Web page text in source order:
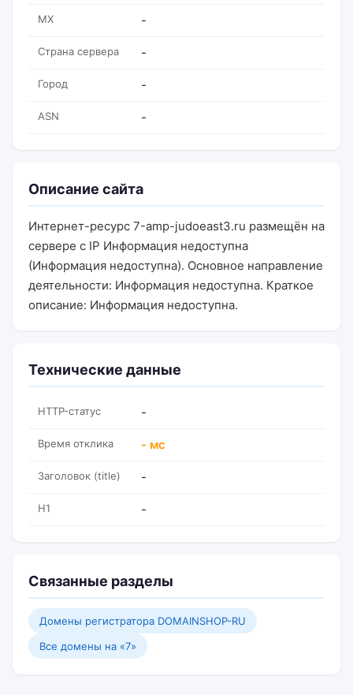
MX -
Страна сервера -
Город -
ASN -
Описание сайта
Интернет-ресурс 7-amp-judoeast3.ru размещён на
сервере с IP Информация недоступна
(Информация недоступна). Основное направление
деятельности: Информация недоступна. Краткое
описание: Информация недоступна.
Технические данные
HTTP-статус -
Время отклика - мс
Заголовок (title) -
H1 -
Связанные разделы
Домены регистратора DOMAINSHOP-RU
Все домены на «7»